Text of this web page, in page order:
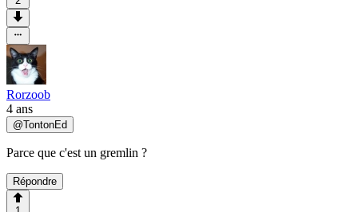
Rorzoob
4 ans
@TontonEd
Parce que c'est un gremlin ?
Répondre